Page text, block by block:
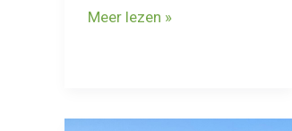
Familievakantie
een
Meer lezen »